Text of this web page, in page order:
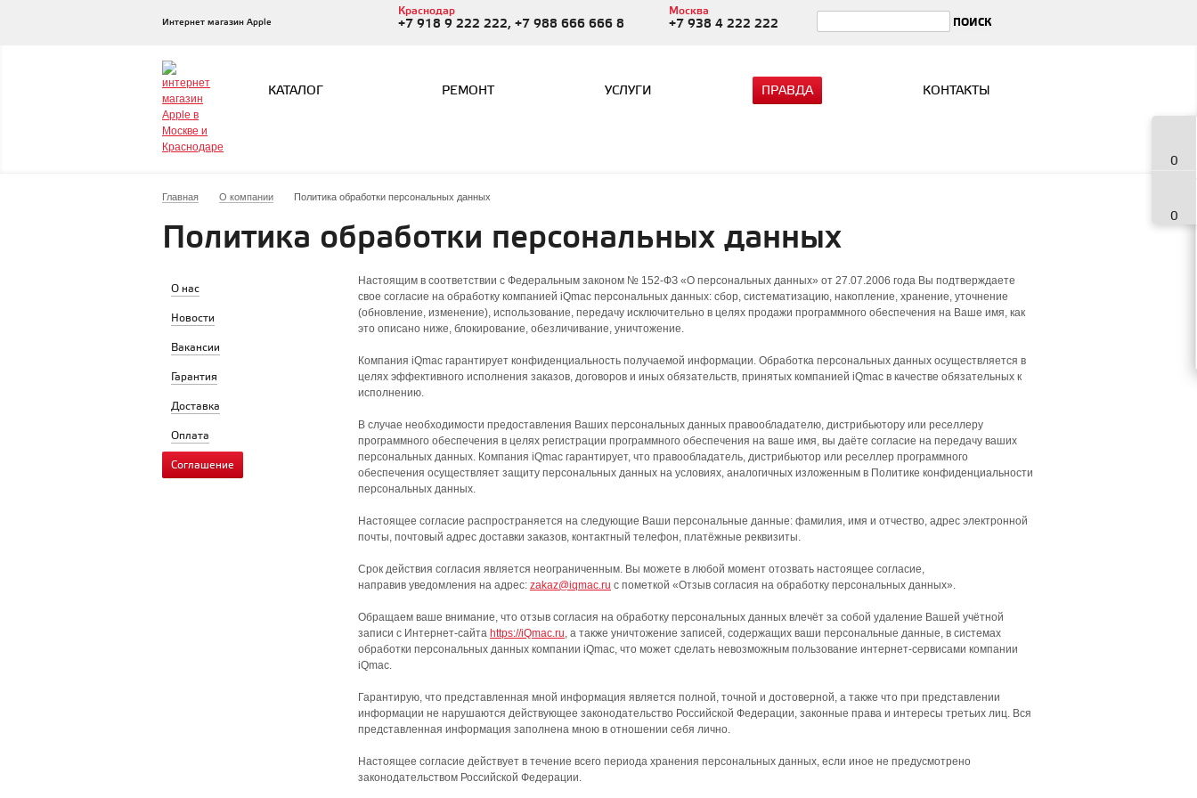
Интернет магазин Apple
Краснодар
+7 918 9 222 222, +7 988 666 666 8
Москва
+7 938 4 222 222
КАТАЛОГ РЕМОНТ УСЛУГИ ПРАВДА КОНТАКТЫ
0
0
Главная О компании Политика обработки персональных данных
Политика обработки персональных данных
О нас
Новости
Вакансии
Гарантия
Доставка
Оплата
Соглашение
Настоящим в соответствии с Федеральным законом № 152-ФЗ «О персональных данных» от 27.07.2006 года Вы подтверждаете
свое согласие на обработку компанией iQmac персональных данных: сбор, систематизацию, накопление, хранение, уточнение
(обновление, изменение), использование, передачу исключительно в целях продажи программного обеспечения на Ваше имя, как
это описано ниже, блокирование, обезличивание, уничтожение.
Компания iQmac гарантирует конфиденциальность получаемой информации. Обработка персональных данных осуществляется в
целях эффективного исполнения заказов, договоров и иных обязательств, принятых компанией iQmac в качестве обязательных к
исполнению.
В случае необходимости предоставления Ваших персональных данных правообладателю, дистрибьютору или реселлеру
программного обеспечения в целях регистрации программного обеспечения на ваше имя, вы даёте согласие на передачу ваших
персональных данных. Компания iQmac гарантирует, что правообладатель, дистрибьютор или реселлер программного
обеспечения осуществляет защиту персональных данных на условиях, аналогичных изложенным в Политике конфиденциальности
персональных данных.
Настоящее согласие распространяется на следующие Ваши персональные данные: фамилия, имя и отчество, адрес электронной
почты, почтовый адрес доставки заказов, контактный телефон, платёжные реквизиты.
Срок действия согласия является неограниченным. Вы можете в любой момент отозвать настоящее согласие,
направив уведомления на адрес: zakaz@iqmac.ru с пометкой «Отзыв согласия на обработку персональных данных».
Обращаем ваше внимание, что отзыв согласия на обработку персональных данных влечёт за собой удаление Вашей учётной
записи с Интернет-сайта https://iQmac.ru, а также уничтожение записей, содержащих ваши персональные данные, в системах
обработки персональных данных компании iQmac, что может сделать невозможным пользование интернет-сервисами компании
iQmac.
Гарантирую, что представленная мной информация является полной, точной и достоверной, а также что при представлении
информации не нарушаются действующее законодательство Российской Федерации, законные права и интересы третьих лиц. Вся
представленная информация заполнена мною в отношении себя лично.
Настоящее согласие действует в течение всего периода хранения персональных данных, если иное не предусмотрено
законодательством Российской Федерации.